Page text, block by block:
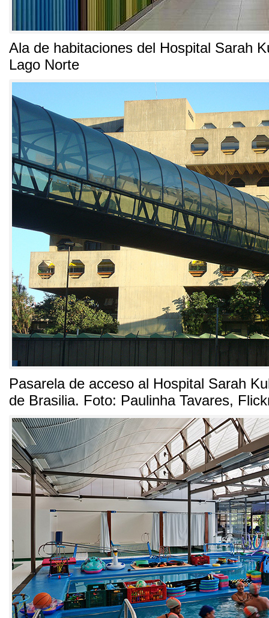
Ala de habitaciones del Hospital Sarah
Lago Norte
Pasarela de acceso al Hospital Sarah
de Brasilia. Foto: Paulinha Tavares,